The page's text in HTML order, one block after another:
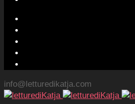
info@letturedikatja.com